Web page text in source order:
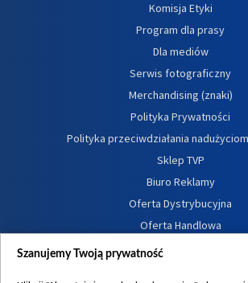
Komisja Etyki
Program dla prasy
Dla mediów
Serwis fotograficzny
Merchandising (znaki)
Polityka Prywatności
Polityka przeciwdziałania
Sklep TVP
Biuro Reklamy
Oferta Dystrybucyjna
Oferta Handlowa
Dostępność
Szanujemy Twoją prywatność